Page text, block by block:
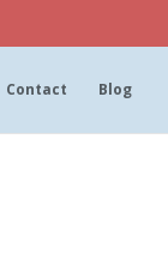
Contact Blog